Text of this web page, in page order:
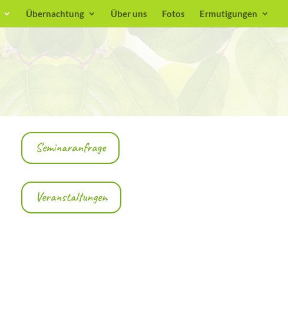
Übernachtung Über uns Fotos Ermutigungen
Seminaranfrage
Veranstaltungen